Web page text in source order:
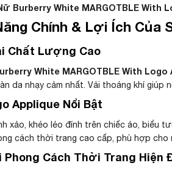
Burberry White MARGOTBLE With
Chính & Lợi Ích Của
Chất Lượng Cao
White MARGOTBLE With Logo
da nhạy cảm nhất. Vải thoáng khí
Applique Nổi Bật
xảo, khéo léo đính trên chiếc áo, biểu
cách thời trang cao cấp, phù hợp
Phong Cách Thời Trang Hiện